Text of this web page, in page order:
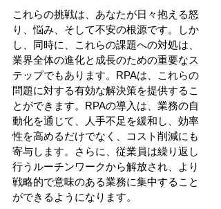
これらの挑戦は、あなたが日々抱える怒
り、悩み、そして不安の根源です。しか
し、同時に、これらの課題への対処は、
業界全体の進化と成長のための重要なス
テップでもあります。RPAは、これらの
問題に対する有効な解決策を提供するこ
とができます。RPAの導入は、業務の自
動化を通じて、人手不足を緩和し、効率
性を高めるだけでなく、コスト削減にも
寄与します。さらに、従業員は繰り返し
行うルーチンワークから解放され、より
戦略的で意味のある業務に集中すること
ができるようになります。